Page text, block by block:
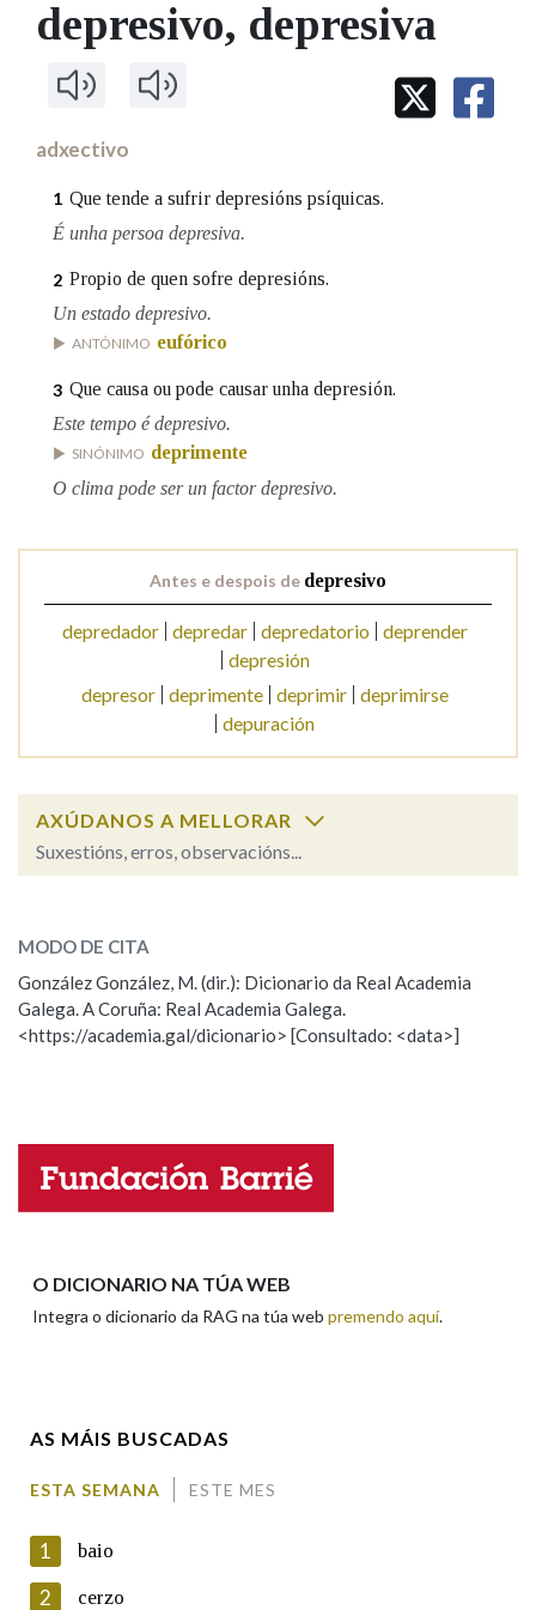
IDENTIDADE CORPORATIVA
MARCIAL DEL ADALID
CASA-MUSEO EMILIA PARDO
FIGURAS HOMENAXEADAS
Facebook
TwitterYoutubeInstagram
Bluesky
BUSCAR NOS LEMAS
Comeza por
Nas definicións
Na fraseoloxía
OUTRAS OPCIÓNS DE BUSCA
Marcas gramaticais
Pertence a
depresivo, depresiva
adxectivo
1 Que tende a sufrir depresións psíquicas.
É unha persoa depresiva.
2 Propio de quen sofre depresións.
Un estado depresivo.
ANTÓNIMO eufórico
3 Que causa ou pode causar unha depresión.
Este tempo é depresivo.
SINÓNIMO deprimente
O clima pode ser un factor depresivo.
Antes e despois de depresivo
depredador depredar depredatorio deprender
depresión
depresor deprimente deprimir deprimirse
depuración
AXÚDANOS A MELLORAR
Suxestións, erros, observacións...
ESCOLLE UNHA OPCIÓN:
Observación Hai un erro na palabra
Propoño mellorar a definición
Nome
MODO DE CITA
González González, M. (dir.): Dicionario da Real Academia
Galega. A Coruña: Real Academia Galega.
<https://academia.gal/dicionario> [Consultado: <data>]
O DICIONARIO NA TÚA WEB
Integra o dicionario da RAG na túa web premendo aquí.
AS MÁIS BUSCADAS
ESTA SEMANA ESTE MES
1 baio
2 cerzo